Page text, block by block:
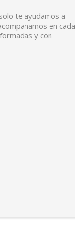
te ayudamos a
en cada
y con